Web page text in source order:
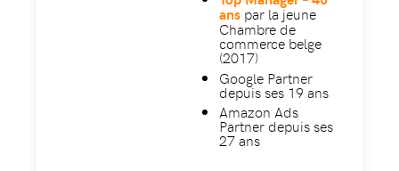
ans par la jeune
Chambre de
commerce belge
(2017)
Google Partner
depuis ses 19 ans
Amazon Ads
Partner depuis ses
27 ans